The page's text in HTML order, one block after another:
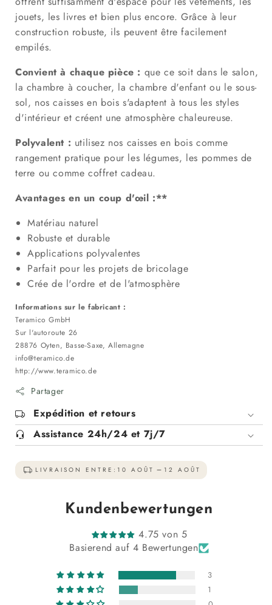
jouets, les livres et bien plus encore. Grâce à leur
construction robuste, ils peuvent être facilement
empilés.
Convient à chaque pièce : que ce soit dans le salon,
la chambre à coucher, la chambre d'enfant ou le sous-
sol, nos caisses en bois s'adaptent à tous les styles
d'intérieur et créent une atmosphère chaleureuse.
Polyvalent : utilisez nos caisses en bois comme
rangement pratique pour les légumes, les pommes de
terre ou comme coffret cadeau.
Avantages en un coup d'œil :**
Matériau naturel
Robuste et durable
Applications polyvalentes
Parfait pour les projets de bricolage
Crée de l'ordre et de l'atmosphère
Informations sur le fabricant :
Teramico GmbH
Sur l'autoroute 26
28876 Oyten, Basse-Saxe, Allemagne
info@teramico.de
http://www.teramico.de
Partager
Expédition et retours
Assistance 24h/24 et 7j/7
LIVRAISON ENTRE: 10 AOÛT 12 AOÛT
Kundenbewertungen
4.75 von 5
Basierend auf 4 Bewertungen
3
1